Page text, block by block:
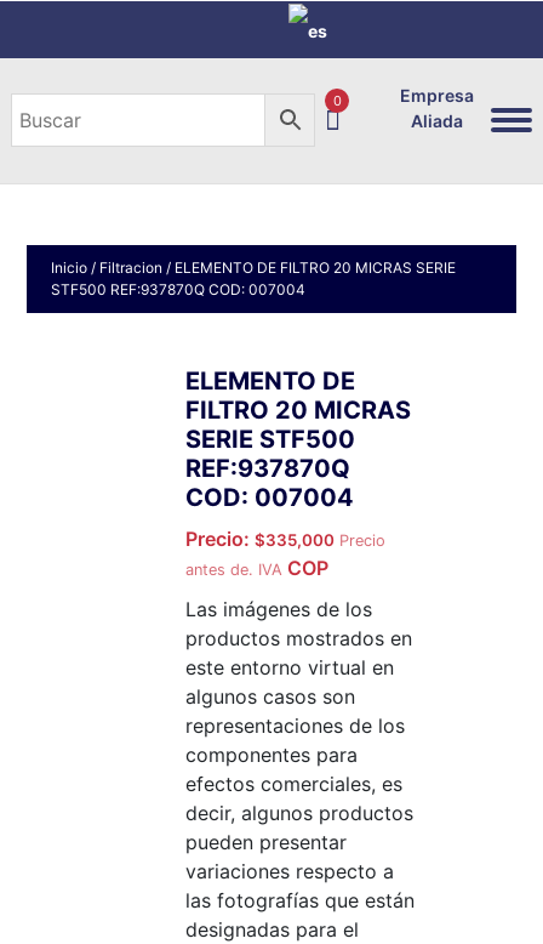
0
Empresa
Aliada
Inicio / Filtracion / ELEMENTO DE FILTRO 20 MICRAS SERIE
STF500 REF:937870Q COD: 007004
ELEMENTO DE
FILTRO 20 MICRAS
SERIE STF500
REF:937870Q
COD: 007004
Precio:$335,000 Precio
antes de. IVA COP
Las imágenes de los
productos mostrados en
este entorno virtual en
algunos casos son
representaciones de los
componentes para
efectos comerciales, es
decir, algunos productos
pueden presentar
variaciones respecto a
las fotografías que están
designadas para el